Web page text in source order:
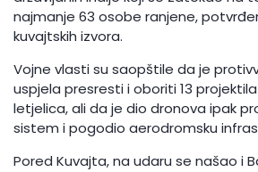
najmanje 63 osobe ranjene,
kuvajtskih izvora.
Vojne vlasti su saopštile da je
uspjela presresti i oboriti 13
letjelica, ali da je dio dronova ipak
sistem i pogodio aerodromsku
Pored Kuvajta, na udaru se našao i